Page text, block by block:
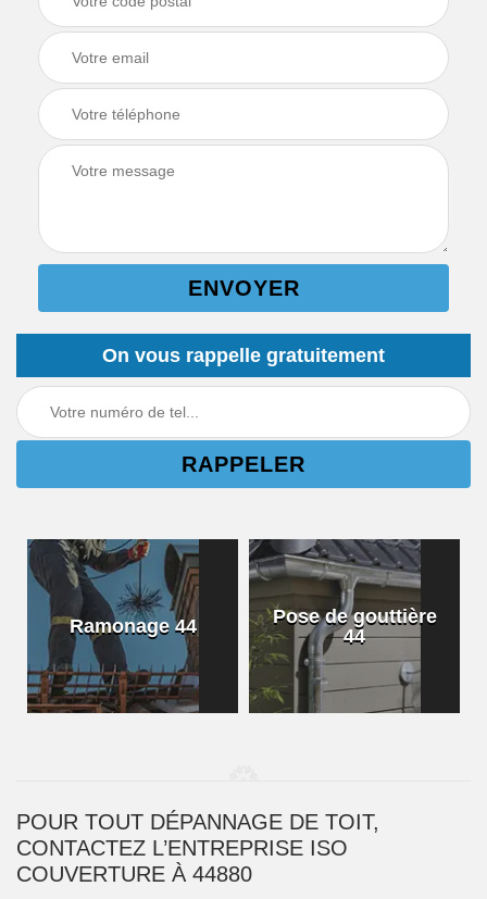
On vous rappelle gratuitement
Ramonage 44
Pose de gouttière
44
POUR TOUT DÉPANNAGE DE TOIT,
CONTACTEZ L’ENTREPRISE ISO
COUVERTURE À 44880